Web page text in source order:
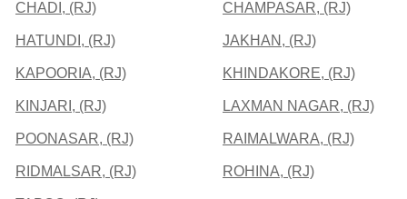
CHADI, (RJ) CHAMPASAR, (RJ)
HATUNDI, (RJ) JAKHAN, (RJ)
KAPOORIA, (RJ) KHINDAKORE, (RJ)
KINJARI, (RJ) LAXMAN NAGAR, (RJ)
POONASAR, (RJ) RAIMALWARA, (RJ)
RIDMALSAR, (RJ) ROHINA, (RJ)